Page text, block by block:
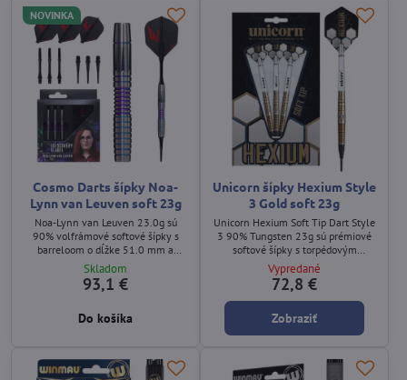
NOVINKA
Cosmo Darts šípky Noa-
Lynn van Leuven soft 23g
Noa-Lynn van Leuven 23.0g sú
90% volfrámové softové šípky s
barreloom o dĺžke 51.0 mm a
maximálnom priemere 6.8 mm.
Barrel má tvar double tapered –
jemné stredové vybranie a ľahké
Predná, stredná aj zadná časť sú
poskytujú istý úchop a výrazný
vizuálny štýl.
Skladom
93,1 €
Do košíka
Unicorn šípky Hexium Style
3 Gold soft 23g
Unicorn Hexium Soft Tip Dart Style
3 90% Tungsten 23g sú prémiové
softové šípky s torpédovým
profilom, 7,0 mm barrelem, Hexium
gripom a zlatým PVD povrchom.
Vypredané
72,8 €
Zobraziť